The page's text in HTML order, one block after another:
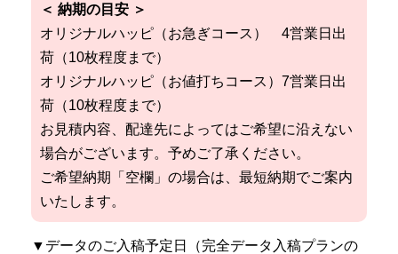
＜ 納期の目安 ＞
オリジナルハッピ（お急ぎコース） 4営業日出
荷（10枚程度まで）
オリジナルハッピ（お値打ちコース）7営業日出
荷（10枚程度まで）
お見積内容、配達先によってはご希望に沿えない
場合がございます。予めご了承ください。
ご希望納期「空欄」の場合は、最短納期でご案内
いたします。
▼データのご入稿予定日（完全データ入稿プランの